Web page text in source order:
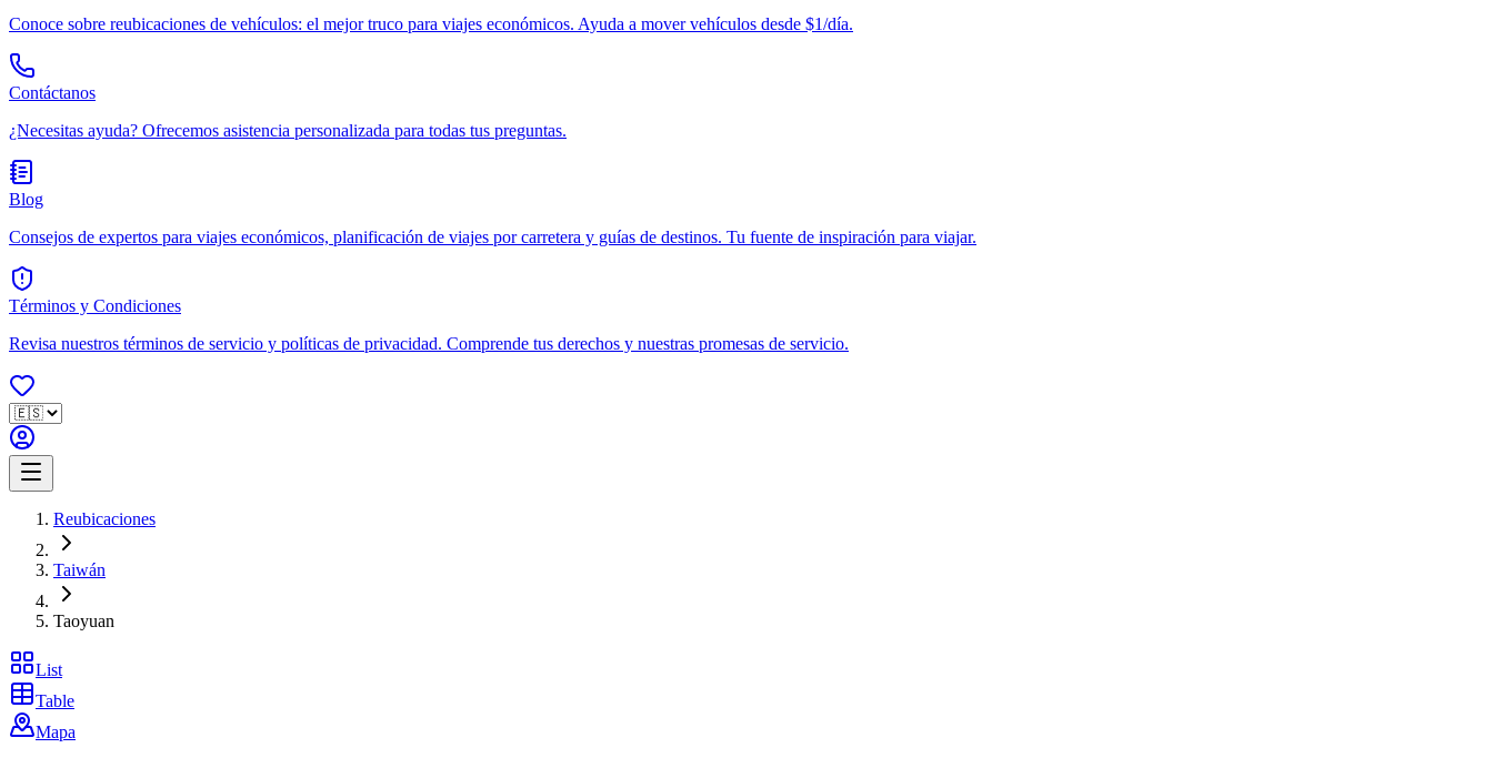
Conoce sobre reubicaciones de vehículos: el mejor truco para viajes económicos. Ayuda a mover vehículos desde $1/día.
Contáctanos
¿Necesitas ayuda? Ofrecemos asistencia personalizada para todas tus preguntas.
Blog
Consejos de expertos para viajes económicos, planificación de viajes por carretera y guías de destinos. Tu fuente de inspiración para viajar.
Términos y Condiciones
Revisa nuestros términos de servicio y políticas de privacidad. Comprende tus derechos y nuestras promesas de servicio.
Reubicaciones
Taiwán
Taoyuan
List
Table
Mapa